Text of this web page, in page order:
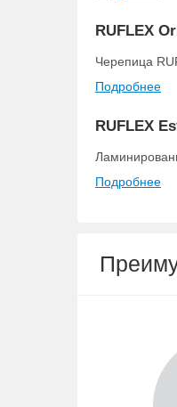
RUFLEX
Черепица
Подробнее
RUFLEX
Подробнее